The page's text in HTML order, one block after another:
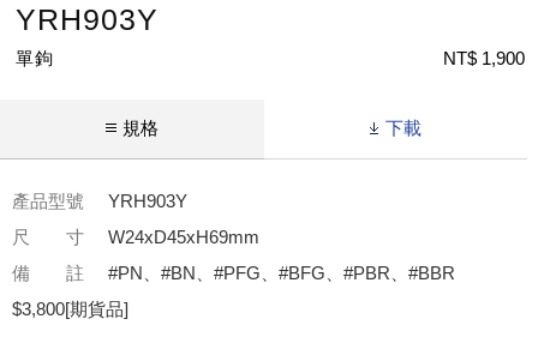
YRH903Y
單鉤 NT$ 1,900
規格 下載
產品型號
YRH903Y
尺 寸
W24xD45xH69mm
備 註
#PN、#BN、#PFG、#BFG、#PBR、#BBR
$3,800[期貨品]